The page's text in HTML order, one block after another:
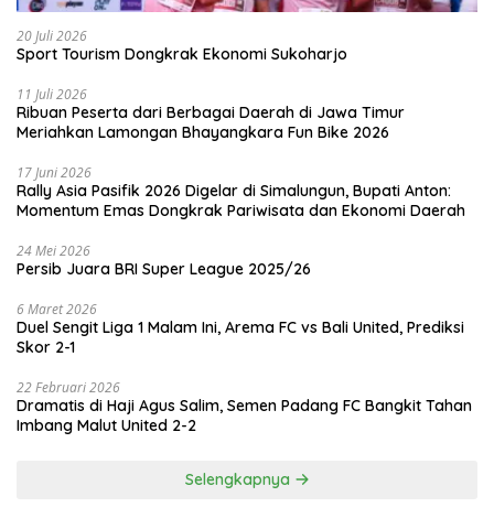
20 Juli 2026
Sport Tourism Dongkrak Ekonomi Sukoharjo
11 Juli 2026
Ribuan Peserta dari Berbagai Daerah di Jawa Timur
Meriahkan Lamongan Bhayangkara Fun Bike 2026
17 Juni 2026
Rally Asia Pasifik 2026 Digelar di Simalungun, Bupati Anton:
Momentum Emas Dongkrak Pariwisata dan Ekonomi Daerah
24 Mei 2026
Persib Juara BRI Super League 2025/26
6 Maret 2026
Duel Sengit Liga 1 Malam Ini, Arema FC vs Bali United, Prediksi
Skor 2-1
22 Februari 2026
Dramatis di Haji Agus Salim, Semen Padang FC Bangkit Tahan
Imbang Malut United 2-2
Selengkapnya